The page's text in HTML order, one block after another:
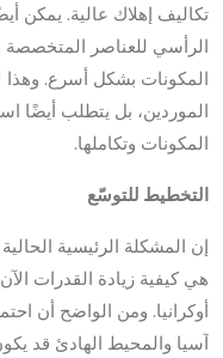
تكاليف إهلاك عالية. يمكن
الرأسي للعناصر المتخصصة
المكونات بشكل أسرع.
الموردين، بل يتطلب أيضًا
المكونات وتكاملها.
التخطيط للتوسّع
إن المشكلة الرئيسية
هي كيفية زيادة القدرات
أوكرانيا. ومن الواضح أن
آسيا والمحيط الهادئ قد